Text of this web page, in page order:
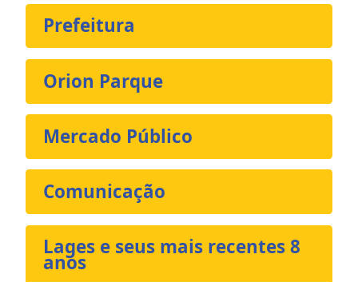
Prefeitura
Orion Parque
Mercado Público
Comunicação
Lages e seus mais recentes 8
anos